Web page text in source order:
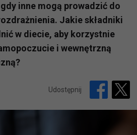
inne mogą prowadzić do
Jakie składniki
w diecie, aby korzystnie
i wewnętrzną
Udostępnij